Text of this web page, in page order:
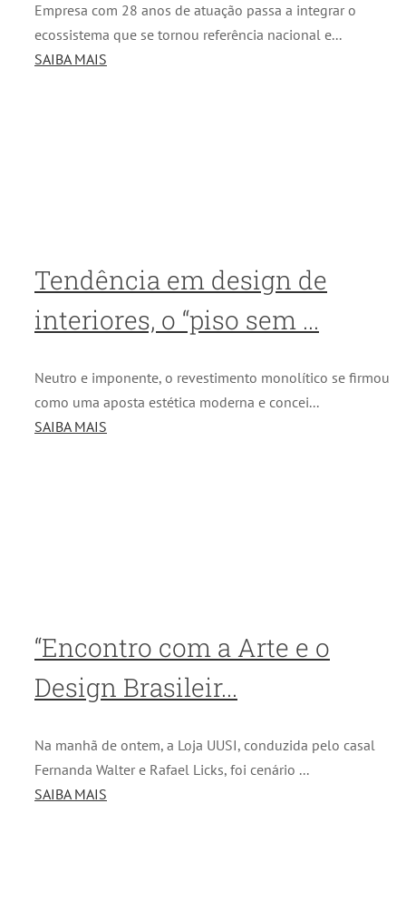
Empresa com 28 anos de atuação passa a integrar o
ecossistema que se tornou referência nacional e...
SAIBA MAIS
Tendência em design de
interiores, o “piso sem ...
Neutro e imponente, o revestimento monolítico se firmou
como uma aposta estética moderna e concei...
SAIBA MAIS
“Encontro com a Arte e o
Design Brasileir...
Na manhã de ontem, a Loja UUSI, conduzida pelo casal
Fernanda Walter e Rafael Licks, foi cenário ...
SAIBA MAIS